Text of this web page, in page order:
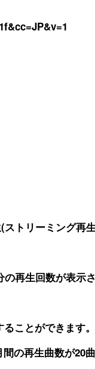
トリーミング再
再生回数が表示
ことができます。
の再生曲数が20曲